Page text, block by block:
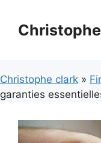
contenu
Christophe clark »
garanties